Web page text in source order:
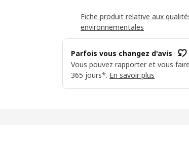
Fiche produit relative aux
environnementales
Parfois vous changez d'avis
Vous pouvez rapporter et vous
365 jours*. En savoir plus